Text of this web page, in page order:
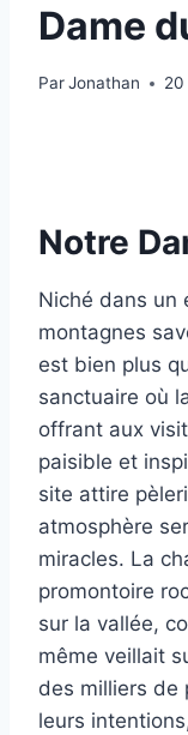
Dame
ParJonathan 20
Notre
Niché dans un
montagnes
est bien plus
sanctuaire où
offrant aux
paisible et
site attire
atmosphère
miracles. La
promontoire
sur la vallée,
même veillait
des milliers de
leurs